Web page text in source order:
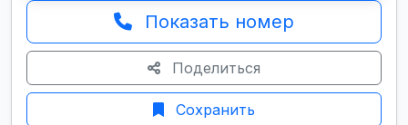
Показать номер
Поделиться
Сохранить